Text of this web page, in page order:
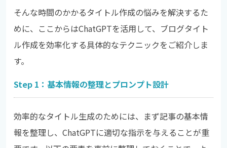
そんな時間のかかるタイトル作成の悩みを解決するた
めに、ここからはChatGPTを活用して、ブログタイト
ル作成を効率化する具体的なテクニックをご紹介しま
す。
Step 1：基本情報の整理とプロンプト設計
効率的なタイトル生成のためには、まず記事の基本情
報を整理し、ChatGPTに適切な指示を与えることが重